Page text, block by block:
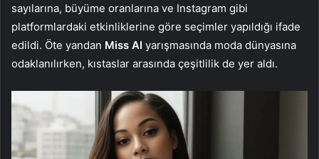
sayılarına, büyüme oranlarına ve Instagram gibi
platformlardaki etkinliklerine göre seçimler yapıldığı ifade
edildi. Öte yandan Miss AI yarışmasında moda dünyasına
odaklanılırken, kıstaslar arasında çeşitlilik de yer aldı.